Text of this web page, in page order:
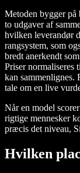
Metoden bygger på
to udgaver af
hvilken leverandør
rangsystem, som
bredt anerkendt
Priser normaliseres
kan sammenlignes.
tale om en live
Når en model
rigtige mennesker
præcis det niveau,
Hvilken